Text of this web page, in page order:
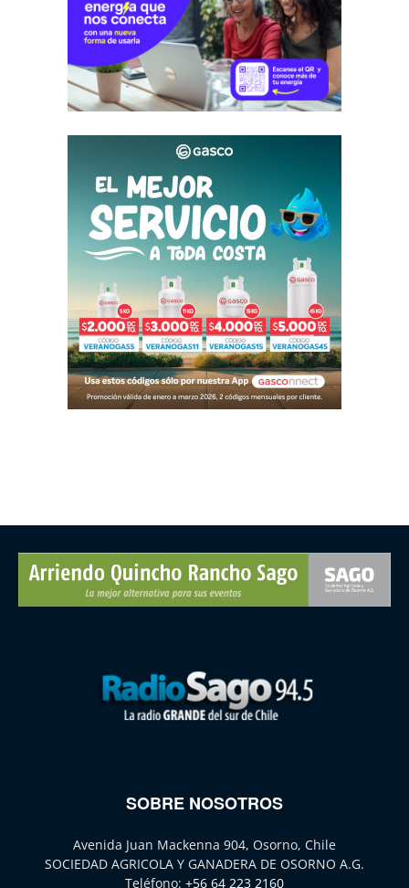
SOBRE NOSOTROS
Avenida Juan Mackenna 904, Osorno, Chile
SOCIEDAD AGRICOLA Y GANADERA DE OSORNO A.G.
Teléfono: +56 64 223 2160